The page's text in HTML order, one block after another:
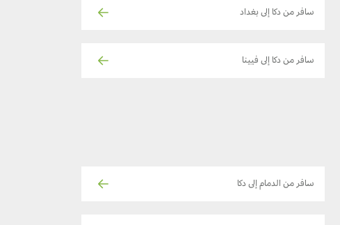
سافر من دكا إلى بغداد
سافر من دكا إلى فيينا
سافر من الدمام إلى دكا